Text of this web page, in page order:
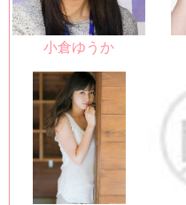
小倉ゆうか